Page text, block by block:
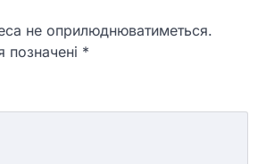
не оприлюднюватиметься.
позначені *